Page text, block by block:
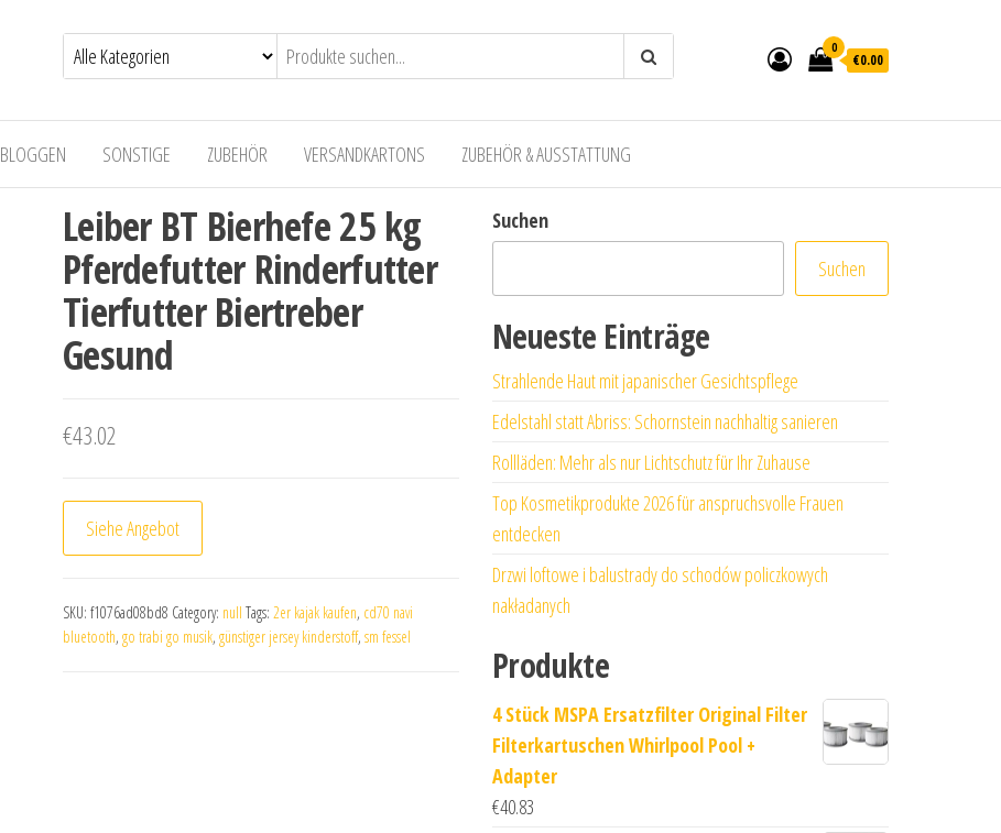
0
€0.00
BLOGGEN SONSTIGE ZUBEHÖR VERSANDKARTONS ZUBEHÖR & AUSSTATTUNG
Leiber BT Bierhefe 25 kg
Pferdefutter Rinderfutter
Tierfutter Biertreber
Gesund
€43.02
Siehe Angebot
SKU: f1076ad08bd8 Category: null Tags: 2er kajak kaufen, cd70 navi
bluetooth, go trabi go musik, günstiger jersey kinderstoff, sm fessel
Suchen
Suchen
Neueste Einträge
Strahlende Haut mit japanischer Gesichtspflege
Edelstahl statt Abriss: Schornstein nachhaltig sanieren
Rollläden: Mehr als nur Lichtschutz für Ihr Zuhause
Top Kosmetikprodukte 2026 für anspruchsvolle Frauen
entdecken
Drzwi loftowe i balustrady do schodów policzkowych
nakładanych
Produkte
4 Stück MSPA Ersatzfilter Original Filter
Filterkartuschen Whirlpool Pool +
Adapter
€40.83